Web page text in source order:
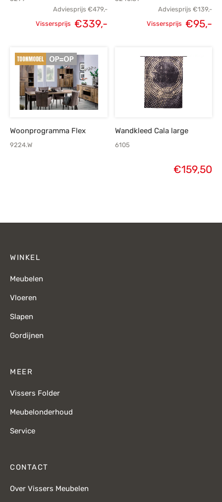
Adviesprijs €479,-
prijs was:
€479,-.
Vissersprijs €339,-
€339,-.
Adviesprijs €139,-
Oorspronkelijke
€139,-.
Vissersprijs €95,-
Woonprogramma Flex
9224.W
Wandkleed Cala large
6105
€159,50
WINKEL
Meubelen
Vloeren
Slapen
Gordijnen
MEER
Vissers Folder
Meubelonderhoud
Service
CONTACT
Over Vissers Meubelen